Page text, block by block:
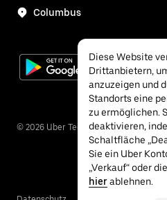
Columbus
© 2026 Uber Technologies Inc.
Diese Website
Drittanbietern,
anzuzeigen und
Standorts eine
zu ermöglichen.
deaktivieren,
Schaltfläche
Sie ein Uber
„Verkauf“ oder
hierablehnen.